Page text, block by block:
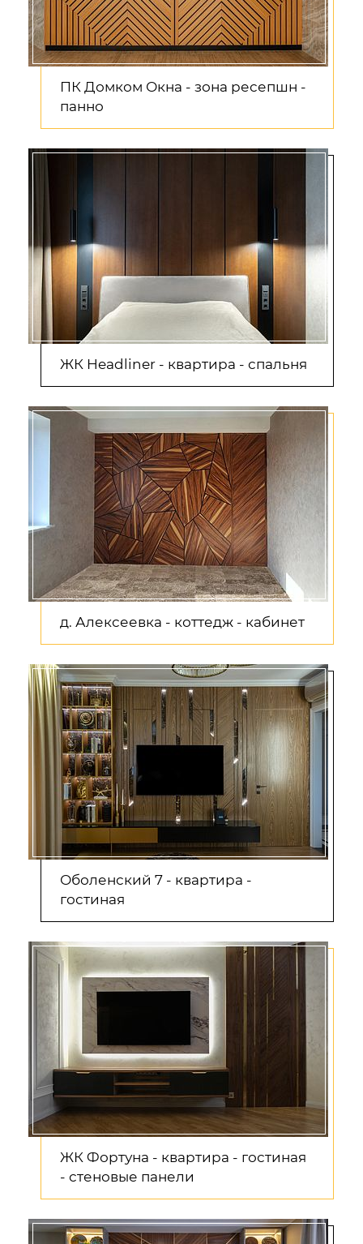
ПК Домком Окна - зона ресепшн -
панно
ЖК Headliner - квартира - спальня
д. Алексеевка - коттедж - кабинет
Оболенский 7 - квартира -
гостиная
ЖК Фортуна - квартира - гостиная
- стеновые панели